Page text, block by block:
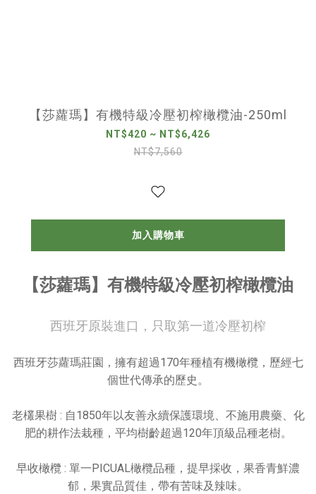
【莎蘿瑪】有機特級冷壓初榨橄欖油-250ml
NT$420 ~ NT$6,426
NT$7,560
加入購物車
【莎蘿瑪】有機特級冷壓初榨橄欖油
西班牙原裝進口，只取第一道冷壓初榨
西班牙莎蘿瑪莊園，擁有超過170年種植有機橄欖，歷經七
個世代傳承的歷史。
老欉果樹 : 自1850年以友善永續保護環境、不施用農藥、化
肥的耕作法栽種，平均樹齡超過120年頂級品種老樹。
早收橄欖 : 單一PICUAL橄欖品種，提早採收，果香青鮮濃
郁，果實品質佳，帶有苦味及辣味。